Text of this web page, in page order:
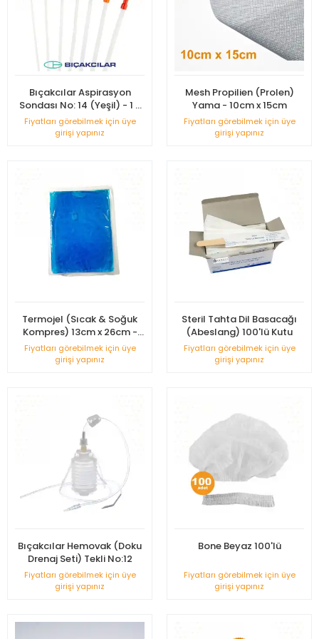
Bıçakcılar Aspirasyon
Sondası No: 14 (Yeşil) - 1 -
Adet
Fiyatları görebilmek için üye
girişi yapınız
Mesh Propilien (Prolen)
Yama - 10cm x 15cm
Fiyatları görebilmek için üye
girişi yapınız
Termojel (Sıcak & Soğuk
Kompres) 13cm x 26cm -
KUTUSUZ
Fiyatları görebilmek için üye
girişi yapınız
Steril Tahta Dil Basacağı
(Abeslang) 100'lü Kutu
Fiyatları görebilmek için üye
girişi yapınız
Bıçakcılar Hemovak (Doku
Drenaj Seti) Tekli No:12
Fiyatları görebilmek için üye
girişi yapınız
Bone Beyaz 100'lü
Fiyatları görebilmek için üye
girişi yapınız